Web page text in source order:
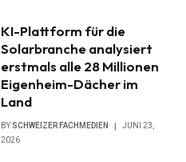
KI-Plattform für die
Solarbranche analysiert
erstmals alle 28 Millionen
Eigenheim-Dächer im
Land
BY SCHWEIZER FACHMEDIEN
JUNI 23,
2026